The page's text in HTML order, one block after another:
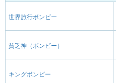
世界旅行ボンビー
貧乏神（ボンビー）
キングボンビー